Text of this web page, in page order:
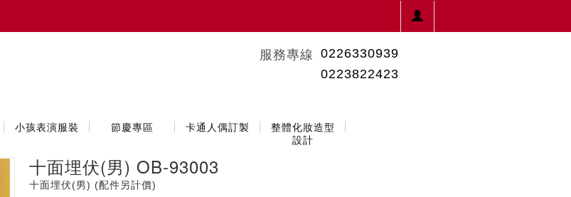
服務專線 0226330939
0223822423
小孩表演服裝 節慶專區 卡通人偶訂製
整體化妝造型
設計
十面埋伏(男) OB-93003
十面埋伏(男) (配件另計價)